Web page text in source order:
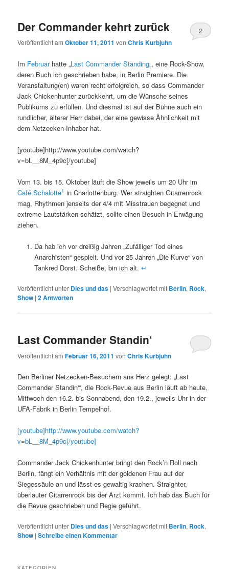
Der Commander kehrt zurück
Veröffentlicht amOktober 11, 2011 vonChris Kurbjuhn
2
Im Februarhatte „Last Commander Standing„, eine Rock-Show,
deren Buch ich geschrieben habe, in Berlin Premiere. Die
Veranstaltung(en) waren recht erfolgreich, so dass Commander
Jack Chickenhunter zurückkehrt, um die Wünsche seines
Publikums zu erfüllen. Und diesmal ist auf der Bühne auch ein
rundlicher, älterer Herr dabei, der eine gewisse Ähnlichkeit mit
dem Netzecken-Inhaber hat.
[youtube]http://www.youtube.com/watch?
v=bL__8M_4p9c[/youtube]
Vom 13. bis 15. Oktober läuft die Show jeweils um 20 Uhr im
Café Schalotte1 in Charlottenburg. Wer straighten Gitarrenrock
mag, Rhythmen jenseits der 4/4 mit Misstrauen begegnet und
extreme Lautstärken schätzt, sollte einen Besuch in Erwägung
ziehen.
Da hab ich vor dreißig Jahren „Zufälliger Tod eines
Anarchisten“ gespielt. Und vor 25 Jahren „Die Kurve“ von
Tankred Dorst. Scheiße, bin ich alt. ↩
Veröffentlicht unter Dies und das |Verschlagwortet mit Berlin, Rock,
Show |2Antworten
Last Commander Standin‘
Veröffentlicht amFebruar 16, 2011 vonChris Kurbjuhn
Den Berliner Netzecken-Besuchern ans Herz gelegt: „Last
Commander Standin'“, die Rock-Revue aus Berlin läuft ab heute,
Mittwoch den 16.2. bis Sonnabend, den 19.2., jeweils Uhr in der
UFA-Fabrik in Berlin Tempelhof.
[youtube]http://www.youtube.com/watch?
v=bL__8M_4p9c[/youtube]
Commander Jack Chickenhunter bringt den Rock’n Roll nach
Berlin, fängt ein Verhältnis mit der goldenen Frau auf der
Siegessäule an und lässt es gewaltig krachen. Straighter,
überlauter Gitarrenrock bis der Arzt kommt. Ich hab das Buch für
die Revue geschrieben und Regie geführt.
Veröffentlicht unter Dies und das |Verschlagwortet mit Berlin, Rock,
Show |Schreibe einen Kommentar